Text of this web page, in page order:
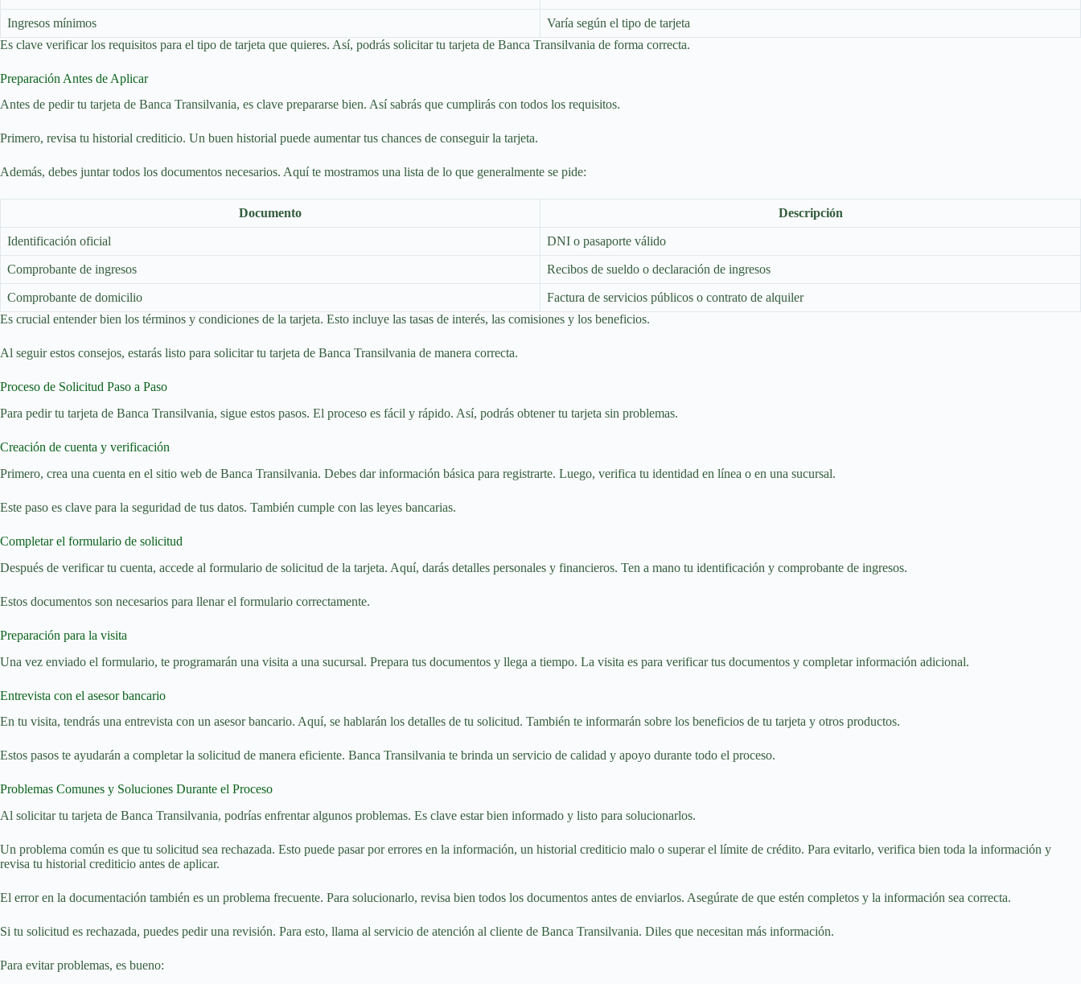
Ingresos mínimos
Varía según el tipo de tarjeta
Es clave verificar los requisitos para el tipo de tarjeta que quieres. Así, podrás solicitar tu tarjeta de Banca Transilvania de forma correcta.
Preparación Antes de Aplicar
Antes de pedir tu tarjeta de Banca Transilvania, es clave prepararse bien. Así sabrás que cumplirás con todos los requisitos.
Primero, revisa tu historial crediticio. Un buen historial puede aumentar tus chances de conseguir la tarjeta.
Además, debes juntar todos los documentos necesarios. Aquí te mostramos una lista de lo que generalmente se pide:
Documento Descripción
Identificación oficial DNI o pasaporte válido
Comprobante de ingresos Recibos de sueldo o declaración de ingresos
Comprobante de domicilio
Factura de servicios públicos o contrato de alquiler
Es crucial entender bien los términos y condiciones de la tarjeta. Esto incluye las tasas de interés, las comisiones y los beneficios.
Al seguir estos consejos, estarás listo para solicitar tu tarjeta de Banca Transilvania de manera correcta.
Proceso de Solicitud Paso a Paso
Para pedir tu tarjeta de Banca Transilvania, sigue estos pasos. El proceso es fácil y rápido. Así, podrás obtener tu tarjeta sin problemas.
Creación de cuenta y verificación
Primero, crea una cuenta en el sitio web de Banca Transilvania. Debes dar información básica para registrarte. Luego, verifica tu identidad en línea o en una sucursal.
Este paso es clave para la seguridad de tus datos. También cumple con las leyes bancarias.
Completar el formulario de solicitud
Después de verificar tu cuenta, accede al formulario de solicitud de la tarjeta. Aquí, darás detalles personales y financieros. Ten a mano tu identificación y comprobante de ingresos.
Estos documentos son necesarios para llenar el formulario correctamente.
Preparación para la visita
Una vez enviado el formulario, te programarán una visita a una sucursal. Prepara tus documentos y llega a tiempo. La visita es para verificar tus documentos y completar información adicional.
Entrevista con el asesor bancario
En tu visita, tendrás una entrevista con un asesor bancario. Aquí, se hablarán los detalles de tu solicitud. También te informarán sobre los beneficios de tu tarjeta y otros productos.
Estos pasos te ayudarán a completar la solicitud de manera eficiente. Banca Transilvania te brinda un servicio de calidad y apoyo durante todo el proceso.
Problemas Comunes y Soluciones Durante el Proceso
Al solicitar tu tarjeta de Banca Transilvania, podrías enfrentar algunos problemas. Es clave estar bien informado y listo para solucionarlos.
Un problema común es que tu solicitud sea rechazada. Esto puede pasar por errores en la información, un historial crediticio malo o superar el límite de crédito. Para evitarlo, verifica bien toda la información y
revisa tu historial crediticio antes de aplicar.
El error en la documentación también es un problema frecuente. Para solucionarlo, revisa bien todos los documentos antes de enviarlos. Asegúrate de que estén completos y la información sea correcta.
Si tu solicitud es rechazada, puedes pedir una revisión. Para esto, llama al servicio de atención al cliente de Banca Transilvania. Diles que necesitan más información.
Para evitar problemas, es bueno: